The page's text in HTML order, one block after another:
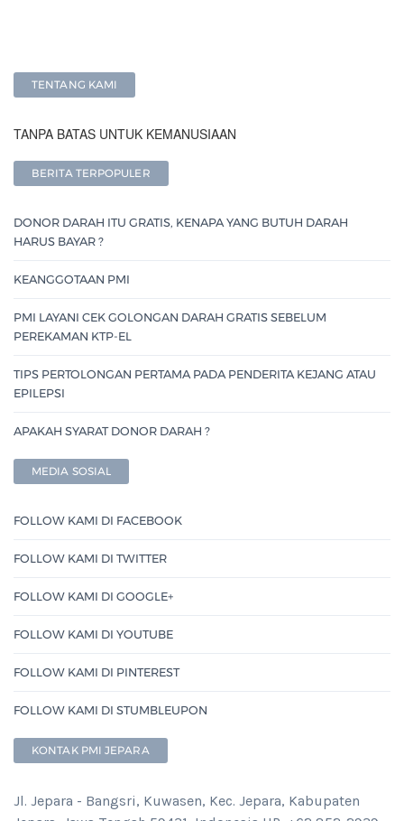
TENTANG KAMI
TANPA BATAS UNTUK KEMANUSIAAN
BERITA TERPOPULER
DONOR DARAH ITU GRATIS, KENAPA YANG BUTUH DARAH
HARUS BAYAR ?
KEANGGOTAAN PMI
PMI LAYANI CEK GOLONGAN DARAH GRATIS SEBELUM
PEREKAMAN KTP-EL
TIPS PERTOLONGAN PERTAMA PADA PENDERITA KEJANG ATAU
EPILEPSI
APAKAH SYARAT DONOR DARAH ?
MEDIA SOSIAL
FOLLOW KAMI DI FACEBOOK
FOLLOW KAMI DI TWITTER
FOLLOW KAMI DI GOOGLE+
FOLLOW KAMI DI YOUTUBE
FOLLOW KAMI DI PINTEREST
FOLLOW KAMI DI STUMBLEUPON
KONTAK PMI JEPARA
Jl. Jepara - Bangsri, Kuwasen, Kec. Jepara, Kabupaten